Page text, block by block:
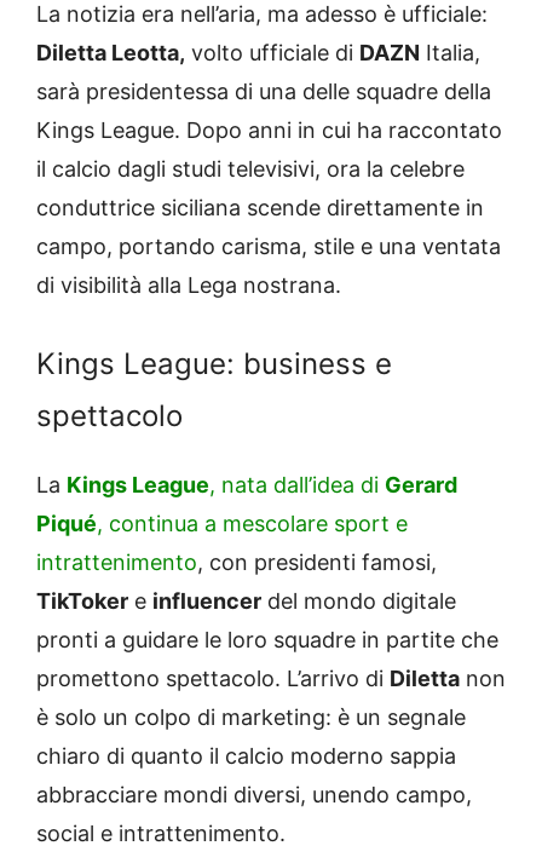
La notizia era nell’aria, ma adesso è ufficiale:
Diletta Leotta, volto ufficiale di DAZN Italia,
sarà presidentessa di una delle squadre della
Kings League. Dopo anni in cui ha raccontato
il calcio dagli studi televisivi, ora la celebre
conduttrice siciliana scende direttamente in
campo, portando carisma, stile e una ventata
di visibilità alla Lega nostrana.
Kings League: business e
spettacolo
La Kings League, nata dall’idea di Gerard
Piqué, continua a mescolare sport e
intrattenimento, con presidenti famosi,
TikToker e influencer del mondo digitale
pronti a guidare le loro squadre in partite che
promettono spettacolo. L’arrivo di Diletta non
è solo un colpo di marketing: è un segnale
chiaro di quanto il calcio moderno sappia
abbracciare mondi diversi, unendo campo,
social e intrattenimento.